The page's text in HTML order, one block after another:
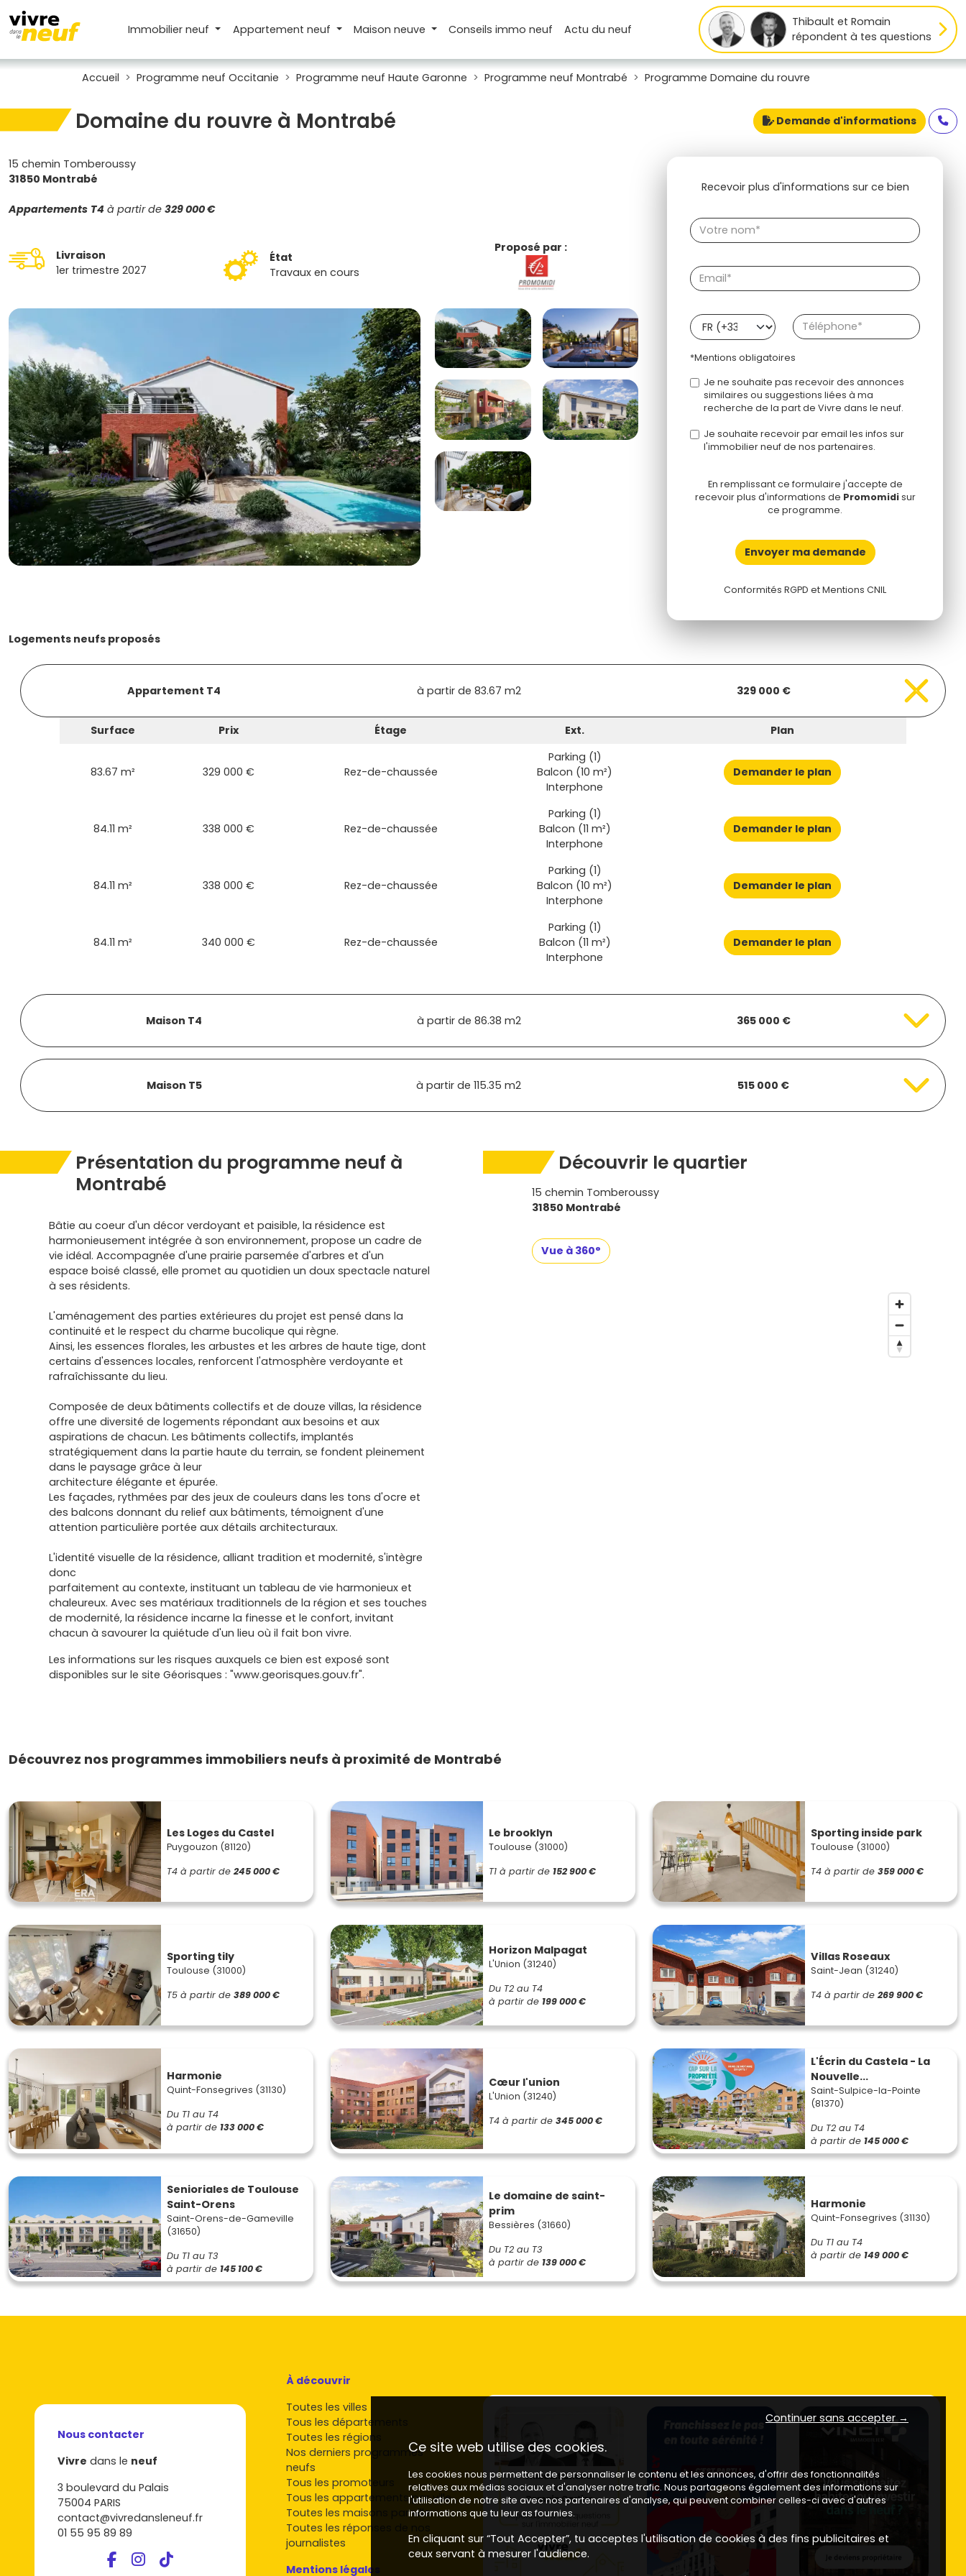
Immobilier neuf Appartement neuf Maison neuve Conseilsimmo neuf Actudu neuf
Thibault et Romain
répondent à tes questions
Accueil Programme neuf Occitanie Programme neuf Haute Garonne Programme neuf Montrabé Programme Domaine du rouvre
Domaine du rouvre à Montrabé Demande d'informations
15 chemin Tomberoussy
31850 Montrabé
Appartements T4 à partir de 329 000 €
Livraison
1er trimestre 2027
État
Travaux en cours
Proposé par :
Recevoir plus d'informations sur ce bien
*Mentions obligatoires
Je ne souhaite pas recevoir des annonces
similaires ou suggestions liées à ma
recherche de la part de Vivre dans le neuf.
Je souhaite recevoir par email les infos sur
l'immobilier neuf de nos partenaires.
En remplissant ce formulaire j'accepte de
recevoir plus d'informations de Promomidisur
ce programme.
Envoyer ma demande
Conformités RGPD et Mentions CNIL
Logements neufs proposés
Appartement T4 à partir de 83.67 m2 329 000 €
Surface Prix Étage Ext. Plan
83.67 m² 329 000 € Rez-de-chaussée
Parking (1)
Balcon (10 m²)
Interphone
Demander le plan
84.11 m² 338 000 € Rez-de-chaussée
Parking (1)
Balcon (11 m²)
Interphone
Demander le plan
84.11 m² 338 000 € Rez-de-chaussée
Parking (1)
Balcon (10 m²)
Interphone
Demander le plan
84.11 m² 340 000 € Rez-de-chaussée
Parking (1)
Balcon (11 m²)
Interphone
Demander le plan
Maison T4 à partir de 86.38 m2 365 000 €
Maison T5 à partir de 115.35 m2 515 000 €
Présentation du programme neuf à
Montrabé
Bâtie au coeur d'un décor verdoyant et paisible, la résidence est
harmonieusement intégrée à son environnement, propose un cadre de
vie idéal. Accompagnée d'une prairie parsemée d'arbres et d'un
espace boisé classé, elle promet au quotidien un doux spectacle naturel
à ses résidents.
L'aménagement des parties extérieures du projet est pensé dans la
continuité et le respect du charme bucolique qui règne.
Ainsi, les essences florales, les arbustes et les arbres de haute tige, dont
certains d'essences locales, renforcent l'atmosphère verdoyante et
rafraîchissante du lieu.
Composée de deux bâtiments collectifs et de douze villas, la résidence
offre une diversité de logements répondant aux besoins et aux
aspirations de chacun. Les bâtiments collectifs, implantés
stratégiquement dans la partie haute du terrain, se fondent pleinement
dans le paysage grâce à leur
architecture élégante et épurée.
Les façades, rythmées par des jeux de couleurs dans les tons d'ocre et
des balcons donnant du relief aux bâtiments, témoignent d'une
attention particulière portée aux détails architecturaux.
L'identité visuelle de la résidence, alliant tradition et modernité, s'intègre
donc
parfaitement au contexte, instituant un tableau de vie harmonieux et
chaleureux. Avec ses matériaux traditionnels de la région et ses touches
de modernité, la résidence incarne la finesse et le confort, invitant
chacun à savourer la quiétude d'un lieu où il fait bon vivre.
Les informations sur les risques auxquels ce bien est exposé sont
disponibles sur le site Géorisques : "www.georisques.gouv.fr".
Découvrir le quartier
15 chemin Tomberoussy
31850 Montrabé
Vue à 360°
Découvrez nos programmes immobiliers neufs à proximité de Montrabé
Les Loges du Castel
Puygouzon (81120)
T4 à partir de 245 000 €
Le brooklyn
Toulouse (31000)
T1 à partir de 152 900 €
Sporting inside park
Toulouse (31000)
T4 à partir de 359 000 €
Sporting tily
Toulouse (31000)
T5 à partir de 389 000 €
Horizon Malpagat
L'Union (31240)
Du T2 au T4
à partir de 199 000 €
Villas Roseaux
Saint-Jean (31240)
T4 à partir de 269 900 €
Harmonie
Quint-Fonsegrives (31130)
Du T1 au T4
à partir de 133 000 €
Cœur l'union
L'Union (31240)
T4 à partir de 345 000 €
L'Écrin du Castela - La
Nouvelle...
Saint-Sulpice-la-Pointe
(81370)
Du T2 au T4
à partir de 145 000 €
Senioriales de Toulouse
Saint-Orens
Saint-Orens-de-Gameville
(31650)
Du T1 au T3
à partir de 145 100 €
Le domaine de saint-
prim
Bessières (31660)
Du T2 au T3
à partir de 139 000 €
Harmonie
Quint-Fonsegrives (31130)
Du T1 au T4
à partir de 149 000 €
Nous contacter
Vivre dans le neuf
3 boulevard du Palais
75004 PARIS
contact@vivredansleneuf.fr
01 55 95 89 89
À découvrir
Toutes les villes
Tous les départements
Toutes les régions
Nos derniers programmes
neufs
Tous les promoteurs
Tous les appartements par ville
Toutes les maisons par ville
Toutes les réponses de nos
journalistes
Mentions légales
Continuer sans accepter →
Ce site web utilise des cookies.
Les cookies nous permettent de personnaliser le contenu et les annonces, d'offrir des fonctionnalités
relatives aux médias sociaux et d'analyser notre trafic. Nous partageons également des informations sur
l'utilisation de notre site avec nos partenaires d'analyse, qui peuvent combiner celles-ci avec d'autres
informations que tu leur as fournies.
En cliquant sur “Tout Accepter”, tu acceptes l'utilisation de cookies à des fins publicitaires et
ceux servant à mesurer l'audience.